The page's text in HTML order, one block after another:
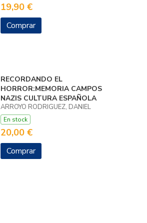
19,90 €
Comprar
RECORDANDO EL
HORROR:MEMORIA CAMPOS
NAZIS CULTURA ESPAÑOLA
ARROYO RODRIGUEZ, DANIEL
En stock
20,00 €
Comprar